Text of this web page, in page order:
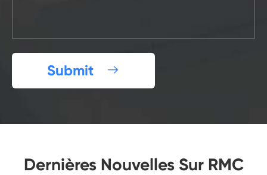
Submit 
Dernières Nouvelles Sur RMC